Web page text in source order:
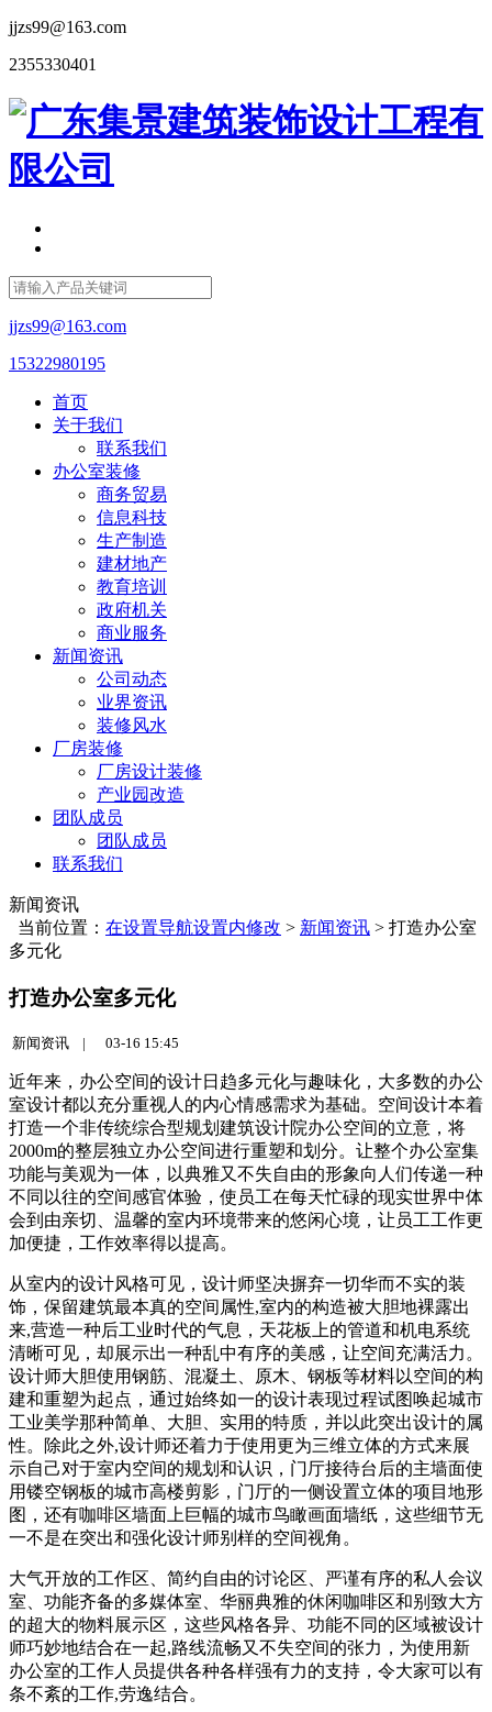
jjzs99@163.com
2355330401
jjzs99@163.com
15322980195
首页
关于我们
联系我们
办公室装修
商务贸易
信息科技
生产制造
建材地产
教育培训
政府机关
商业服务
新闻资讯
公司动态
业界资讯
装修风水
厂房装修
厂房设计装修
产业园改造
团队成员
团队成员
联系我们
新闻资讯
当前位置： 在设置导航设置内修改 > 新闻资讯 > 打造办公室
多元化
打造办公室多元化
新闻资讯 | 03-16 15:45
近年来，办公空间的设计日趋多元化与趣味化，大多数的办公
室设计都以充分重视人的内心情感需求为基础。空间设计本着
打造一个非传统综合型规划建筑设计院办公空间的立意，将
2000m的整层独立办公空间进行重塑和划分。让整个办公室集
功能与美观为一体，以典雅又不失自由的形象向人们传递一种
不同以往的空间感官体验，使员工在每天忙碌的现实世界中体
会到由亲切、温馨的室内环境带来的悠闲心境，让员工工作更
加便捷，工作效率得以提高。
从室内的设计风格可见，设计师坚决摒弃一切华而不实的装
饰，保留建筑最本真的空间属性,室内的构造被大胆地裸露出
来,营造一种后工业时代的气息，天花板上的管道和机电系统
清晰可见，却展示出一种乱中有序的美感，让空间充满活力。
设计师大胆使用钢筋、混凝土、原木、钢板等材料以空间的构
建和重塑为起点，通过始终如一的设计表现过程试图唤起城市
工业美学那种简单、大胆、实用的特质，并以此突出设计的属
性。除此之外,设计师还着力于使用更为三维立体的方式来展
示自己对于室内空间的规划和认识，门厅接待台后的主墙面使
用镂空钢板的城市高楼剪影，门厅的一侧设置立体的项目地形
图，还有咖啡区墙面上巨幅的城市鸟瞰画面墙纸，这些细节无
一不是在突出和强化设计师别样的空间视角。
大气开放的工作区、简约自由的讨论区、严谨有序的私人会议
室、功能齐备的多媒体室、华丽典雅的休闲咖啡区和别致大方
的超大的物料展示区，这些风格各异、功能不同的区域被设计
师巧妙地结合在一起,路线流畅又不失空间的张力，为使用新
办公室的工作人员提供各种各样强有力的支持，令大家可以有
条不紊的工作,劳逸结合。